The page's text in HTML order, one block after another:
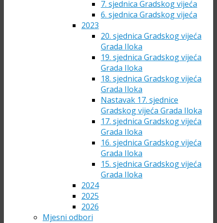
7. sjednica Gradskog vijeća
6. sjednica Gradskog vijeća
2023
20. sjednica Gradskog vijeća
Grada Iloka
19. sjednica Gradskog vijeća
Grada Iloka
18. sjednica Gradskog vijeća
Grada Iloka
Nastavak 17. sjednice
Gradskog vijeća Grada Iloka
17. sjednica Gradskog vijeća
Grada Iloka
16. sjednica Gradskog vijeća
Grada Iloka
15. sjednica Gradskog vijeća
Grada Iloka
2024
2025
2026
Mjesni odbori